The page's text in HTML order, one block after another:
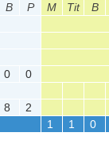
B P M Tit B
0
0
8
2
1 1 0